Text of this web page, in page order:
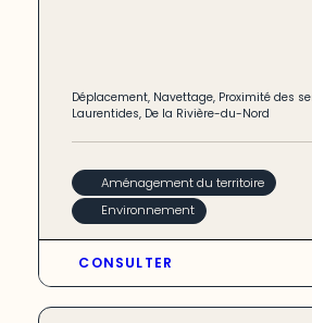
Déplacement, Navettage, Proximité des
Laurentides, De la Rivière-du-Nord
Aménagement du territoire
Environnement
CONSULTER